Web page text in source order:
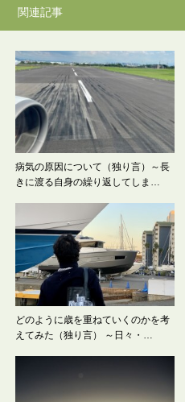
関連記事
病気の原因について（独り言）～長
きに渡る自身の繰り返してしま…
どのように歳を重ねていくのかを考
えてみた（独り言） ～日々・…